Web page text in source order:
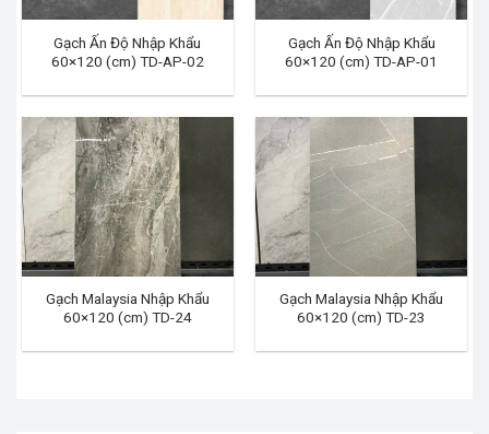
Gạch Ấn Độ Nhập Khẩu
60×120 (cm) TD-AP-02
Gạch Ấn Độ Nhập Khẩu
60×120 (cm) TD-AP-01
Gạch Malaysia Nhập Khẩu
60×120 (cm) TD-24
Gạch Malaysia Nhập Khẩu
60×120 (cm) TD-23